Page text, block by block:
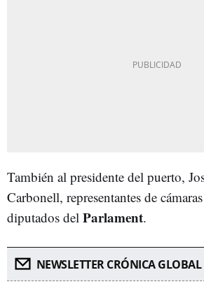
También al presidente del puerto,
Carbonell, representantes de
diputados del Parlament.
NEWSLETTER CRÓNICA GLOBAL